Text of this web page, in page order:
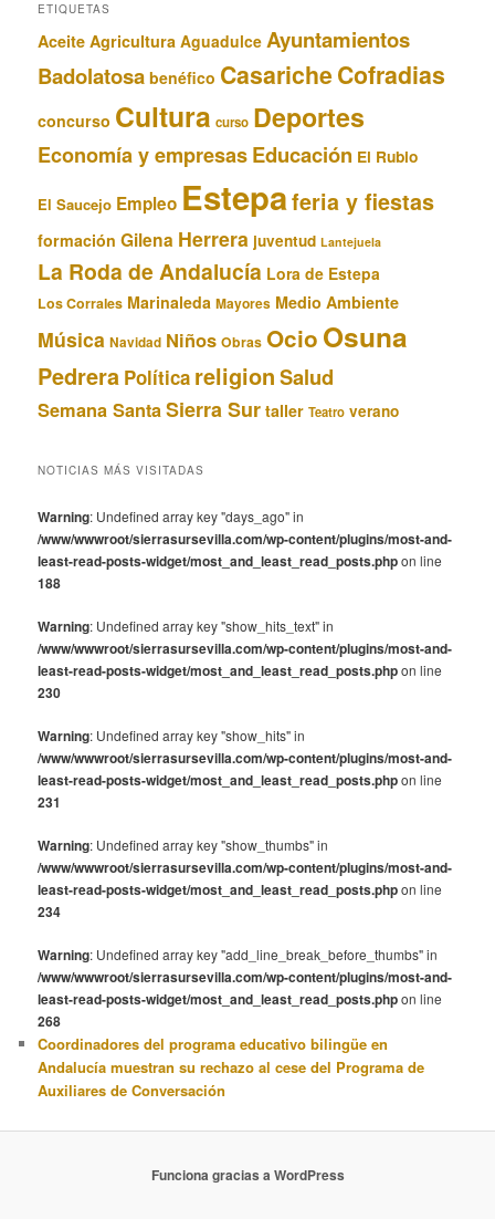
ETIQUETAS
Aceite Agricultura Aguadulce Ayuntamientos
Badolatosa benéfico CasaricheCofradias
concurso Cultura curso Deportes
Economía y empresasEducación El Rubio
El Saucejo Empleo Estepaferia y fiestas
formación Gilena Herrera juventud Lantejuela
La Roda de Andalucía Lora de Estepa
Los Corrales Marinaleda Mayores Medio Ambiente
Música Navidad Niños Obras Ocio Osuna
Pedrera Política religionSalud
Semana SantaSierra Sur taller Teatro verano
NOTICIAS MÁS VISITADAS
Warning: Undefined array key "days_ago" in
/www/wwwroot/sierrasursevilla.com/wp-content/plugins/most-and-
least-read-posts-widget/most_and_least_read_posts.phpon line
188
Warning: Undefined array key "show_hits_text" in
/www/wwwroot/sierrasursevilla.com/wp-content/plugins/most-and-
least-read-posts-widget/most_and_least_read_posts.phpon line
230
Warning: Undefined array key "show_hits" in
/www/wwwroot/sierrasursevilla.com/wp-content/plugins/most-and-
least-read-posts-widget/most_and_least_read_posts.phpon line
231
Warning: Undefined array key "show_thumbs" in
/www/wwwroot/sierrasursevilla.com/wp-content/plugins/most-and-
least-read-posts-widget/most_and_least_read_posts.phpon line
234
Warning: Undefined array key "add_line_break_before_thumbs" in
/www/wwwroot/sierrasursevilla.com/wp-content/plugins/most-and-
least-read-posts-widget/most_and_least_read_posts.phpon line
268
Coordinadores del programa educativo bilingüe en
Andalucía muestran su rechazo al cese del Programa de
Auxiliares de Conversación
Funciona gracias a WordPress